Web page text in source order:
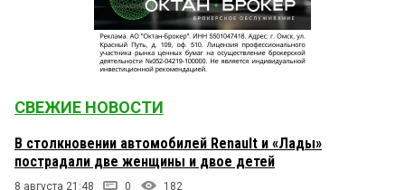
СВЕЖИЕ НОВОСТИ
В столкновении автомобилей Renault и «Лады»
пострадали две женщины и двое детей
8 августа 21:48 0 182